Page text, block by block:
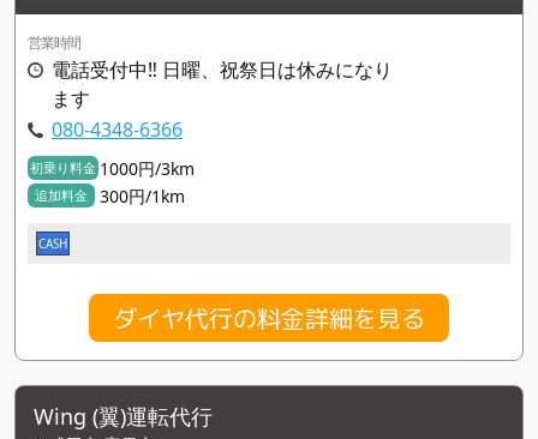
営業時間
電話受付中‼️ 日曜、祝祭日は休みになり
ます
080-4348-6366
初乗り料金 1000円/3km
追加料金 300円/1km
CASH
ダイヤ代行の料金詳細を見る
Wing (翼)運転代行